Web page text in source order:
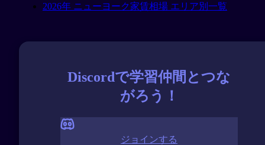
2026年 ニューヨーク家賃相場 エリア別一覧
Discordで学習仲間とつな
がろう！
ジョインする